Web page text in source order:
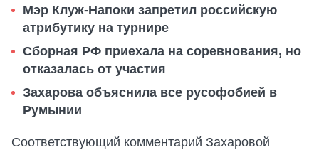
Мэр Клуж-Напоки запретил российскую
атрибутику на турнире
Сборная РФ приехала на соревнования, но
отказалась от участия
Захарова объяснила все русофобией в
Румынии
Соответствующий комментарий Захаровой